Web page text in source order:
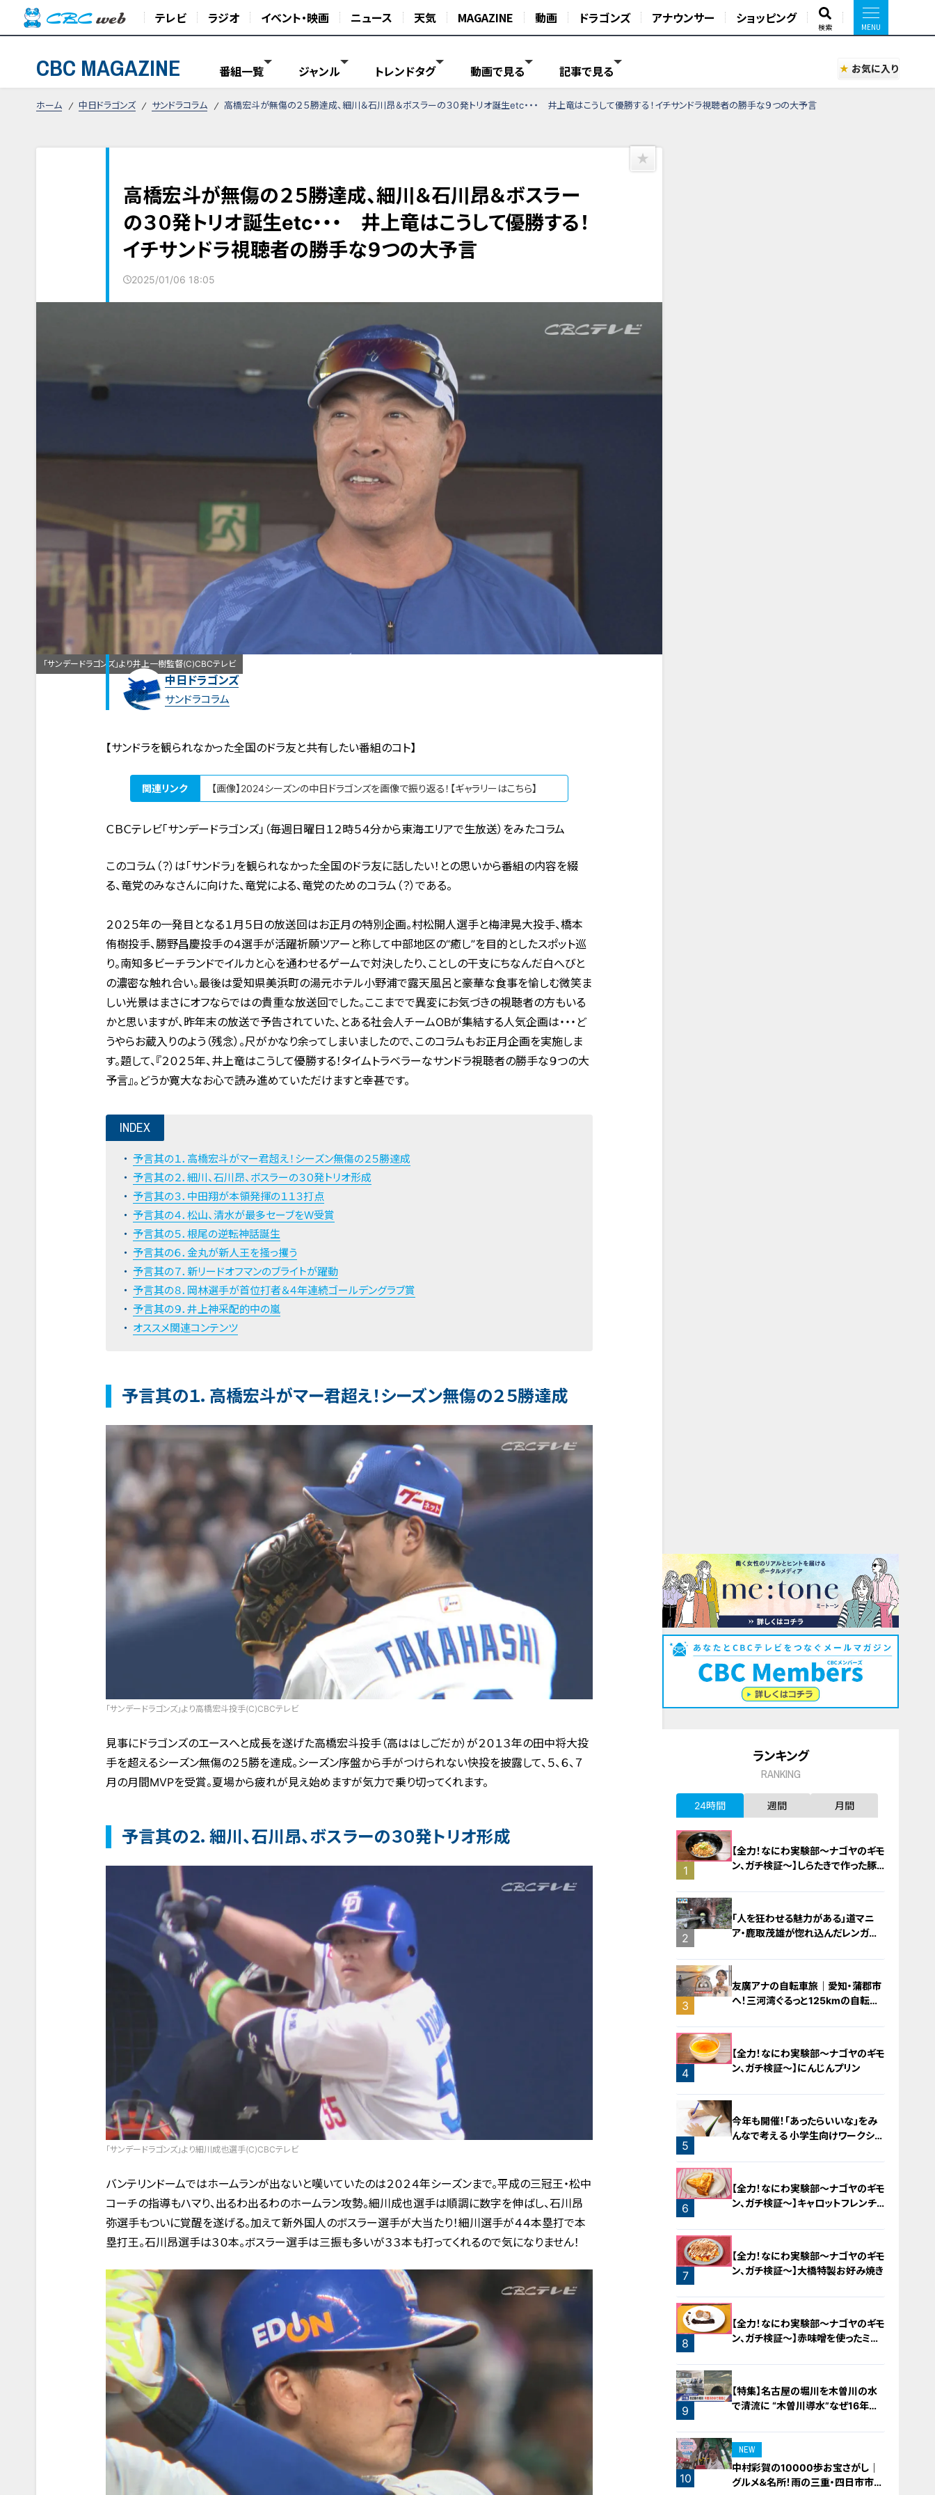
テレビ ラジオ イベント・映画 ニュース 天気 MAGAZINE 動画 ドラゴンズ アナウンサー ショッピング
検索
CBC MAGAZINE 番組一覧 ジャンル トレンドタグ 動画で見る 記事で見る お気に入り
ホーム 中日ドラゴンズ サンドラコラム 高橋宏斗が無傷の２５勝達成、細川＆石川昂＆ボスラーの３０発トリオ誕生etc・・・ 井上竜はこうして優勝する！イチサンドラ視聴者の勝手な９つの大予言
高橋宏斗が無傷の２５勝達成、細川＆石川昂＆ボスラー
の３０発トリオ誕生etc・・・ 井上竜はこうして優勝する！
イチサンドラ視聴者の勝手な９つの大予言
2025/01/06 18:05
「サンデードラゴンズ」より井上一樹監督(C)CBCテレビ
中日ドラゴンズ
サンドラコラム
【サンドラを観られなかった全国のドラ友と共有したい番組のコト】
関連リンク 【画像】2024シーズンの中日ドラゴンズを画像で振り返る！【ギャラリーはこちら】
ＣＢＣテレビ「サンデードラゴンズ」（毎週日曜日１２時５４分から東海エリアで生放送）をみたコラム
このコラム（？）は「サンドラ」を観られなかった全国のドラ友に話したい！との思いから番組の内容を綴
る、竜党のみなさんに向けた、竜党による、竜党のためのコラム（？）である。
２０２５年の一発目となる１月５日の放送回はお正月の特別企画。村松開人選手と梅津晃大投手、橋本
侑樹投手、勝野昌慶投手の４選手が活躍祈願ツアーと称して中部地区の“癒し”を目的としたスポット巡
り。南知多ビーチランドでイルカと心を通わせるゲームで対決したり、ことしの干支にちなんだ白へびと
の濃密な触れ合い。最後は愛知県美浜町の湯元ホテル小野浦で露天風呂と豪華な食事を愉しむ微笑ま
しい光景はまさにオフならではの貴重な放送回でした。ここまでで異変にお気づきの視聴者の方もいる
かと思いますが、昨年末の放送で予告されていた、とある社会人チームOBが集結する人気企画は・・・ど
うやらお蔵入りのよう（残念）。尺がかなり余ってしまいましたので、このコラムもお正月企画を実施しま
す。題して、『２０２５年、井上竜はこうして優勝する！タイムトラベラーなサンドラ視聴者の勝手な９つの大
予言』。どうか寛大なお心で読み進めていただけますと幸甚です。
INDEX
予言其の１．高橋宏斗がマー君超え！シーズン無傷の２５勝達成
予言其の２．細川、石川昂、ボスラーの３０発トリオ形成
予言其の３．中田翔が本領発揮の１１３打点
予言其の４．松山、清水が最多セーブをW受賞
予言其の５．根尾の逆転神話誕生
予言其の６．金丸が新人王を掻っ攫う
予言其の７．新リードオフマンのブライトが躍動
予言其の８．岡林選手が首位打者＆４年連続ゴールデングラブ賞
予言其の９．井上神采配的中の嵐
オススメ関連コンテンツ
予言其の１．高橋宏斗がマー君超え！シーズン無傷の２５勝達成
「サンデードラゴンズ」より高橋宏斗投手(C)CBCテレビ
見事にドラゴンズのエースへと成長を遂げた高橋宏斗投手（高ははしごだか）が２０１３年の田中将大投
手を超えるシーズン無傷の２５勝を達成。シーズン序盤から手がつけられない快投を披露して、５、６、７
月の月間MVPを受賞。夏場から疲れが見え始めますが気力で乗り切ってくれます。
予言其の２．細川、石川昂、ボスラーの３０発トリオ形成
「サンデードラゴンズ」より細川成也選手(C)CBCテレビ
バンテリンドームではホームランが出ないと嘆いていたのは２０２４年シーズンまで。平成の三冠王・松中
コーチの指導もハマり、出るわ出るわのホームラン攻勢。細川成也選手は順調に数字を伸ばし、石川昂
弥選手もついに覚醒を遂げる。加えて新外国人のボスラー選手が大当たり！細川選手が４４本塁打で本
塁打王。石川昂選手は３０本。ボスラー選手は三振も多いが３３本も打ってくれるので気になりません！
ランキング
RANKING
24時間 週間 月間
1
【全力！なにわ実験部～ナゴヤのギモ
ン、ガチ検証～】しらたきで作った豚
2
「人を狂わせる魅力がある」道マニ
ア・鹿取茂雄が惚れ込んだレンガの
3
友廣アナの自転車旅｜愛知・蒲郡市
へ！三河湾ぐるっと125kmの自転車
4
【全力！なにわ実験部～ナゴヤのギモ
ン、ガチ検証～】にんじんプリン
5
今年も開催！「あったらいいな」をみ
んなで考える 小学生向けワークショ
6
【全力！なにわ実験部～ナゴヤのギモ
ン、ガチ検証～】キャロットフレンチ
7
【全力！なにわ実験部～ナゴヤのギモ
ン、ガチ検証～】大橋特製お好み焼き
8
【全力！なにわ実験部～ナゴヤのギモ
ン、ガチ検証～】赤味噌を使ったミル
9
【特集】名古屋の堀川を木曽川の水
で清流に “木曽川導水”なぜ16年ぶ
10
NEW
中村彩賀の10000歩お宝さがし｜
グルメ＆名所！雨の三重・四日市市で